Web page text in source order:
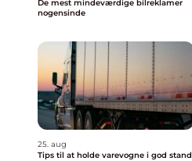
De mest mindeværdige bilreklamer
nogensinde
25. aug
Tips til at holde varevogne i god stand